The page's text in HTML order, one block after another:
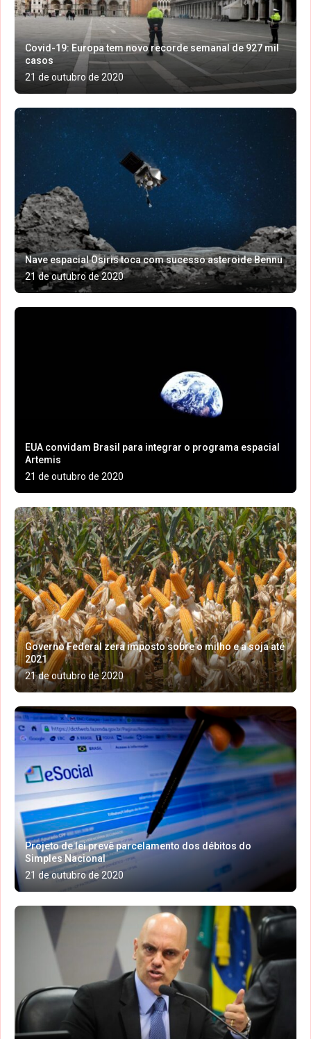
Covid-19: Europa tem novo recorde semanal de 927 mil
casos
21 de outubro de 2020
Nave espacial Osiris toca com sucesso asteroide Bennu
21 de outubro de 2020
EUA convidam Brasil para integrar o programa espacial
Artemis
21 de outubro de 2020
Governo Federal zera imposto sobre o milho e a soja até
2021
21 de outubro de 2020
Projeto de lei prevê parcelamento dos débitos do
Simples Nacional
21 de outubro de 2020